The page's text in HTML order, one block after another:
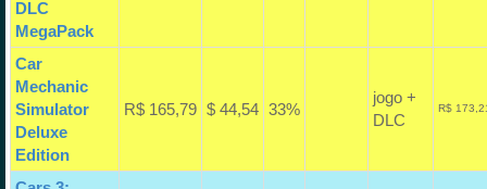
DLC
MegaPack
Car
Mechanic
Simulator
Deluxe
Edition
R$ 165,79 $ 44,54 33%
jogo +
DLC
R$